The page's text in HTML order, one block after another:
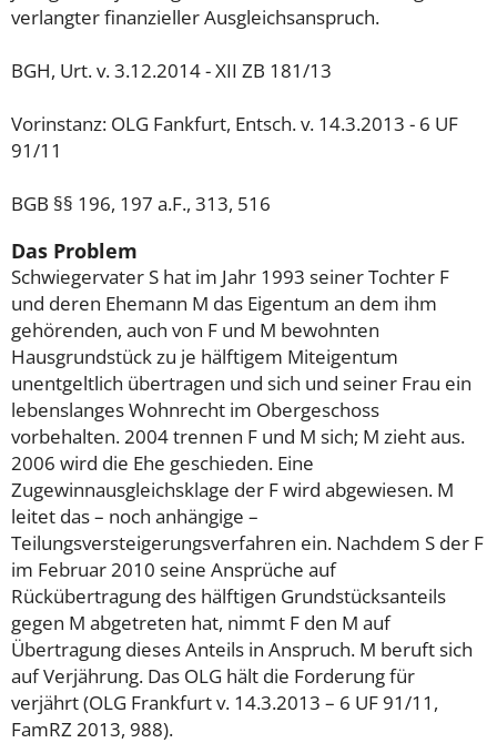
verlangter finanzieller Ausgleichsanspruch.
BGH, Urt. v. 3.12.2014 - XII ZB 181/13
Vorinstanz: OLG Fankfurt, Entsch. v. 14.3.2013 - 6 UF
91/11
BGB §§ 196, 197 a.F., 313, 516
Das Problem
Schwiegervater S hat im Jahr 1993 seiner Tochter F
und deren Ehemann M das Eigentum an dem ihm
gehörenden, auch von F und M bewohnten
Hausgrundstück zu je hälftigem Miteigentum
unentgeltlich übertragen und sich und seiner Frau ein
lebenslanges Wohnrecht im Obergeschoss
vorbehalten. 2004 trennen F und M sich; M zieht aus.
2006 wird die Ehe geschieden. Eine
Zugewinnausgleichsklage der F wird abgewiesen. M
leitet das – noch anhängige –
Teilungsversteigerungsverfahren ein. Nachdem S der F
im Februar 2010 seine Ansprüche auf
Rückübertragung des hälftigen Grundstücksanteils
gegen M abgetreten hat, nimmt F den M auf
Übertragung dieses Anteils in Anspruch. M beruft sich
auf Verjährung. Das OLG hält die Forderung für
verjährt (OLG Frankfurt v. 14.3.2013 – 6 UF 91/11,
FamRZ 2013, 988).